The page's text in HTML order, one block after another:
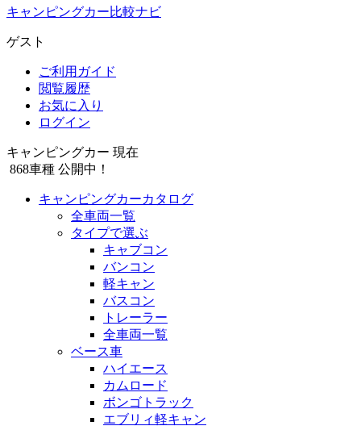
キャンピングカー比較ナビ
ゲスト
ご利用ガイド
閲覧履歴
お気に入り
ログイン
キャンピングカー 現在
868車種 公開中！
キャンピングカーカタログ
全車両一覧
タイプで選ぶ
キャブコン
バンコン
軽キャン
バスコン
トレーラー
全車両一覧
ベース車
ハイエース
カムロード
ボンゴトラック
エブリィ軽キャン